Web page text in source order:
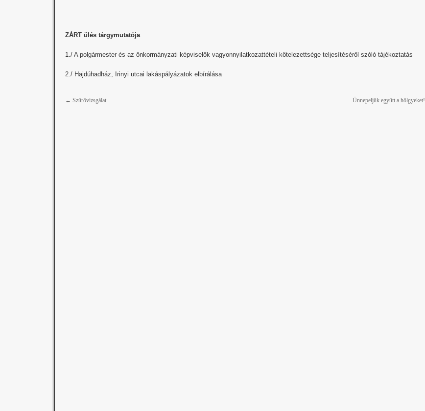
ZÁRT ülés tárgymutatója
1./ A polgármester és az önkormányzati képviselők vagyonnyilatkozattételi kötelezettsége teljesítéséről szóló tájékoztatás
2./ Hajdúhadház, Irinyi utcai lakáspályázatok elbírálása
← Szűrővizsgálat Ünnepeljük együtt a hölgyeket!